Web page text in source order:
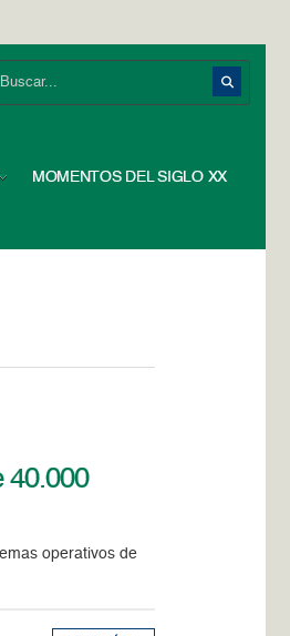
MOMENTOS DEL SIGLO XX
40.000
operativos de